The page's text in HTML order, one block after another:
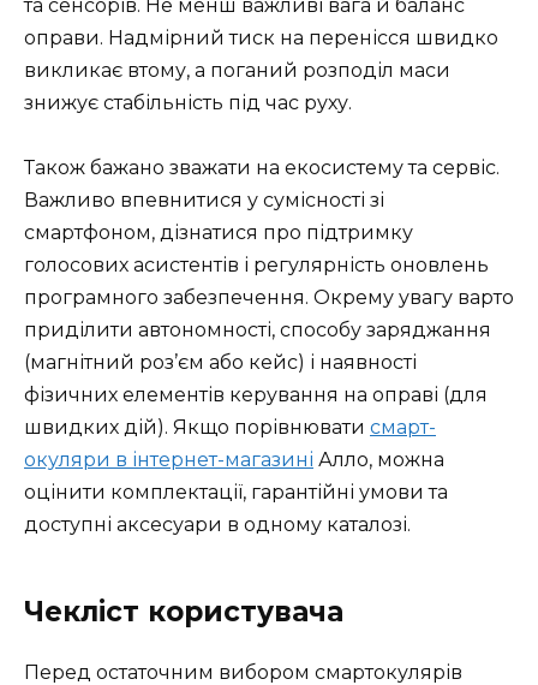
та сенсорів. Не менш важливі вага й баланс
оправи. Надмірний тиск на перенісся швидко
викликає втому, а поганий розподіл маси
знижує стабільність під час руху.
Також бажано зважати на екосистему та сервіс.
Важливо впевнитися у сумісності зі
смартфоном, дізнатися про підтримку
голосових асистентів і регулярність оновлень
програмного забезпечення. Окрему увагу варто
приділити автономності, способу заряджання
(магнітний роз’єм або кейс) і наявності
фізичних елементів керування на оправі (для
швидких дій). Якщо порівнювати смарт-
окуляри в інтернет-магазині Алло, можна
оцінити комплектації, гарантійні умови та
доступні аксесуари в одному каталозі.
Чекліст користувача
Перед остаточним вибором смартокулярів